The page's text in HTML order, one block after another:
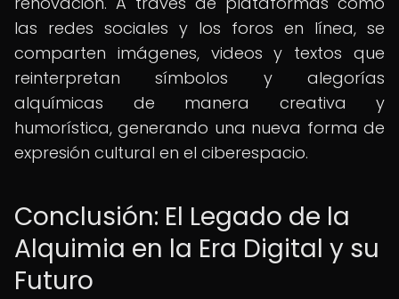
las redes sociales y los foros en línea, se
comparten imágenes, videos y textos que
reinterpretan símbolos y alegorías
alquímicas de manera creativa y
humorística, generando una nueva forma de
expresión cultural en el ciberespacio.
Conclusión: El Legado de la
Alquimia en la Era Digital y su
Futuro